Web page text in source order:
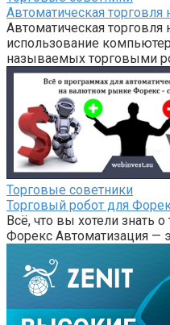
Автоматическая торговля
Автоматическая торговля
использование
называемых торговыми
Торговые советники
Торговый робот для
Всё, что вы хотели знать
Форекс Автоматизация —